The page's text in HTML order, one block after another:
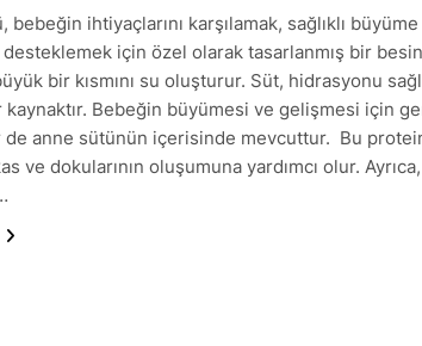
bebeğin ihtiyaçlarını karşılamak, sağlıklı
için özel olarak tasarlanmış bir
bir kısmını su oluşturur. Süt, hidrasyonu
Bebeğin büyümesi ve gelişmesi için
anne sütünün içerisinde mevcuttur. Bu
ve dokularının oluşumuna yardımcı olur. Ayrıca,